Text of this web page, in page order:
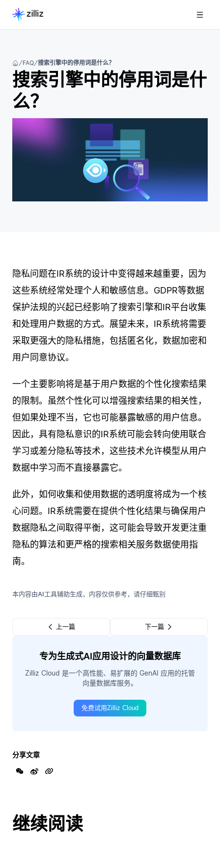
FAQ 搜索引擎中的停用词是什么？
搜索引擎中的停用词是什
么？
隐私问题在IR系统的设计中变得越来越重要，因为
这些系统经常处理个人和敏感信息。GDPR等数据
保护法规的兴起已经影响了搜索引擎和IR平台收集
和处理用户数据的方式。展望未来，IR系统将需要
采取更强大的隐私措施，包括匿名化，数据加密和
用户同意协议。
一个主要影响将是基于用户数据的个性化搜索结果
的限制。虽然个性化可以增强搜索结果的相关性，
但如果处理不当，它也可能暴露敏感的用户信息。
因此，具有隐私意识的IR系统可能会转向使用联合
学习或差分隐私等技术，这些技术允许模型从用户
数据中学习而不直接暴露它。
此外，如何收集和使用数据的透明度将成为一个核
心问题。IR系统需要在提供个性化结果与确保用户
数据隐私之间取得平衡，这可能会导致开发更注重
隐私的算法和更严格的搜索相关服务数据使用指
南。
本内容由AI工具辅助生成，内容仅供参考，请仔细甄别
上一篇 下一篇
专为生成式AI应用设计的向量数据库
Zilliz Cloud 是一个高性能、易扩展的 GenAI 应用的托管
向量数据库服务。
免费试用Zilliz Cloud
分享文章
继续阅读